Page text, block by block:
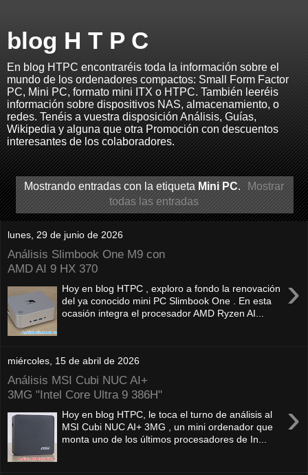
blog H T P C
En blog HTPC encontraréis toda la información sobre el
mundo de los ordenadores compactos: Small Form Factor
PC, Mini PC, formato mini ITX o HTPC. También leeréis
información sobre dispositivos NAS, almacenamiento, o
redes. Tenéis a vuestra disposición Análisis, Guías,
Wikipedia y alguna que otra Promoción con descuentos
interesantes de los colaboradores.
Mostrando entradas con la etiquetaMini PC. Mostrar
todas las entradas
lunes, 29 de junio de 2026
Análisis Slimbook One M9 con
AMD AI 9 HX 370
›
Hoy en blog HTPC , exploro a fondo la renovación
del ya conocido mini PC Slimbook One . En esta
ocasión integra el procesador AMD Ryzen AI...
miércoles, 15 de abril de 2026
Análisis MSI Cubi NUC AI+
3MG "Intel Core Ultra 9 386H"
›
Hoy en blog HTPC, le toca el turno de análisis al
MSI Cubi NUC AI+ 3MG , un mini ordenador que
monta uno de los últimos procesadores de In...